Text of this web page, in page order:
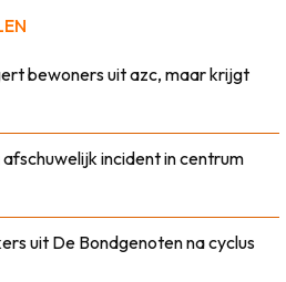
bewoners uit azc, maar krijgt
incident in centrum
uit De Bondgenoten na cyclus